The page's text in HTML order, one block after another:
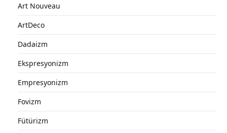
Art Nouveau
ArtDeco
Dadaizm
Ekspresyonizm
Empresyonizm
Fovizm
Fütürizm